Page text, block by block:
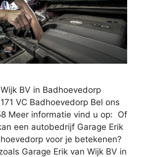
BV in Badhoevedorp
VC Badhoevedorp Bel ons
Meer informatie vind u op: Of
een autobedrijf Garage Erik
voor je betekenen?
Garage Erik van Wijk BV in